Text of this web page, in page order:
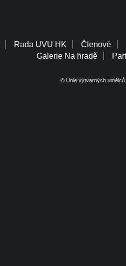
Rada UVU HK Členové
Galerie Na hradě
© Unie výtvarných